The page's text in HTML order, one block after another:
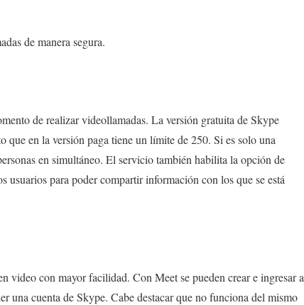
de manera segura.
de realizar videollamadas. La versión gratuita de Skype
que en la versión paga tiene un límite de 250. Si es solo una
en simultáneo. El servicio también habilita la opción de
para poder compartir información con los que se está
video con mayor facilidad. Con Meet se pueden crear e ingresar a
una cuenta de Skype. Cabe destacar que no funciona del mismo